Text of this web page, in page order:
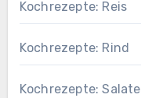
Kochrezepte: Reis
Kochrezepte: Rind
Kochrezepte: Salate